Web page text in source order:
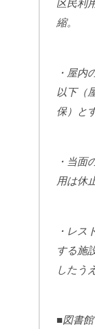
区民利
縮。
・屋内
以下（
保）と
・当面
用は休
・レス
する施
したう
■図書